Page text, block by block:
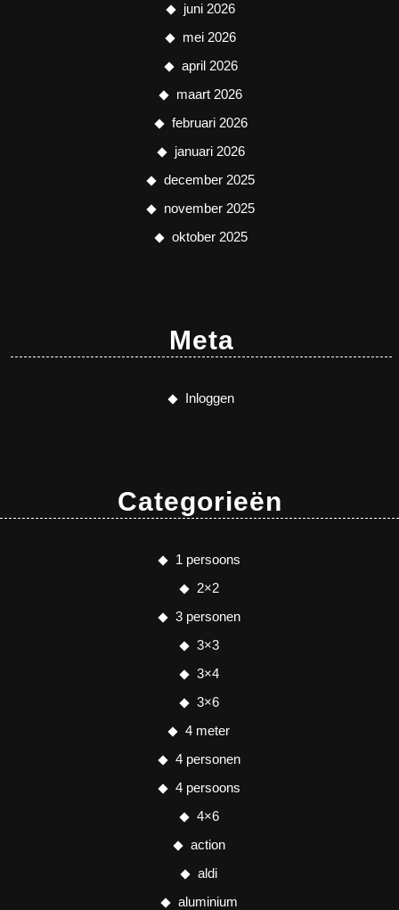
juni 2026
mei 2026
april 2026
maart 2026
februari 2026
januari 2026
december 2025
november 2025
oktober 2025
Meta
Inloggen
Categorieën
1 persoons
2×2
3 personen
3×3
3×4
3×6
4 meter
4 personen
4 persoons
4×6
action
aldi
aluminium